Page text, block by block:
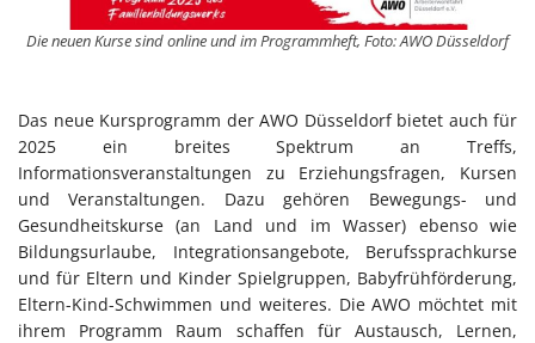
Die neuen Kurse sind online und im Programmheft, Foto: AWO Düsseldorf
Das neue Kursprogramm der AWO Düsseldorf bietet auch für
2025 ein breites Spektrum an Treffs,
Informationsveranstaltungen zu Erziehungsfragen, Kursen
und Veranstaltungen. Dazu gehören Bewegungs- und
Gesundheitskurse (an Land und im Wasser) ebenso wie
Bildungsurlaube, Integrationsangebote, Berufssprachkurse
und für Eltern und Kinder Spielgruppen, Babyfrühförderung,
Eltern-Kind-Schwimmen und weiteres. Die AWO möchtet mit
ihrem Programm Raum schaffen für Austausch, Lernen,